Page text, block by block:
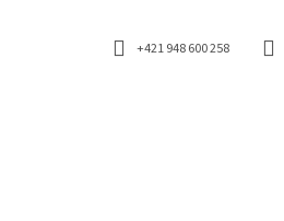
+421 948 600 258